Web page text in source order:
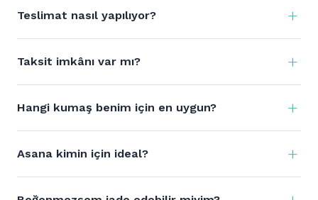
Teslimat nasıl yapılıyor?
Taksit imkânı var mı?
Hangi kumaş benim için en uygun?
Asana kimin için ideal?